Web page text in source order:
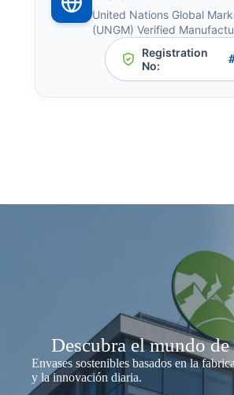
United Nations Global
(UNGM) Verified
Registration
No:
Descubra el mundo de
Envases sostenibles basados en la
y la innovación diaria.